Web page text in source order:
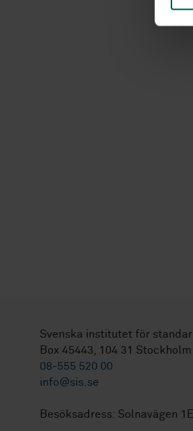
s
Svenska institutet för
Box 45443, 104 31 Stockholm
08-555 520 00
info@sis.se
Besöksadress: Solnavägen